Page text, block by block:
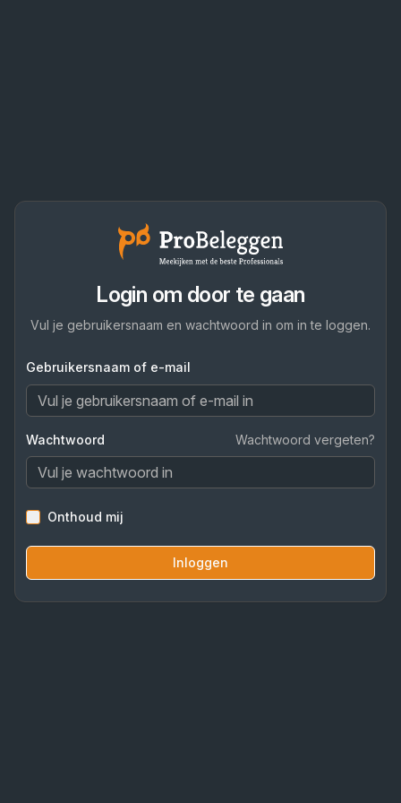
Login om door te gaan
Vul je gebruikersnaam en wachtwoord in om in te loggen.
Gebruikersnaam of e-mail
Wachtwoord Wachtwoord vergeten?
Onthoud mij
Inloggen